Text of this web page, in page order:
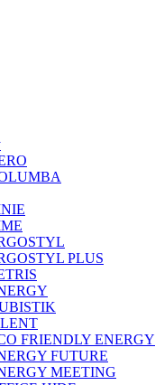
PLUS
FRIENDLY ENERGY
FUTURE
MEETING